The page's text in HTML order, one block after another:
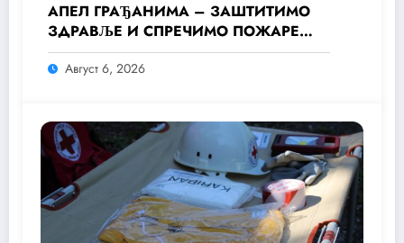
АПЕЛ ГРАЂАНИМА – ЗАШТИТИМО
ЗДРАВЉЕ И СПРЕЧИМО ПОЖАРЕ
ТОКОМ ТОПЛОТНОГ ТАЛАСА
Август 6, 2026